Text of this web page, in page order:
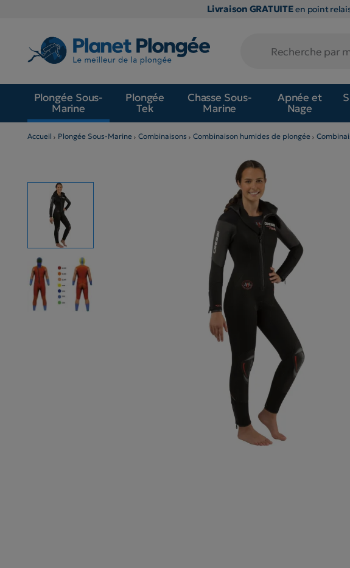
Livraison GRATUITEen point
Plongée Sous-
Marine
Plongée
Tek
Chasse Sous-
Marine
Apnée et
Nage
Accueil Plongée Sous-Marine Combinaisons Combinaison humides de plongée